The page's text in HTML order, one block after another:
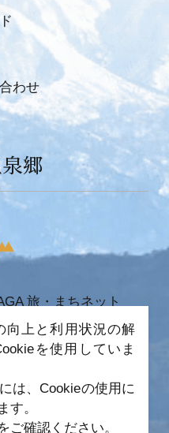
わせ
郷
旅・まちネット
温泉駅内
向上と利用状況の解
を使用していま
は、Cookieの使用に
す。
ご確認ください。